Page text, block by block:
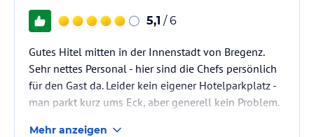
5,1 / 6
Gutes Hitel mitten in der Innenstadt von Bregenz.
Sehr nettes Personal - hier sind die Chefs persönlich
für den Gast da. Leider kein eigener Hotelparkplatz -
man parkt kurz ums Eck, aber generell kein Problem.
Mehr anzeigen